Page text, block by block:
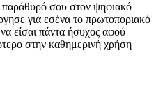
παράθυρό σου στον ψηφιακό
για εσένα το πρωτοποριακό
να είσαι πάντα ήσυχος αφού
στην καθημερινή χρήση